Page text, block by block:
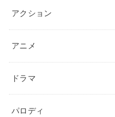
アクション
アニメ
ドラマ
パロディ